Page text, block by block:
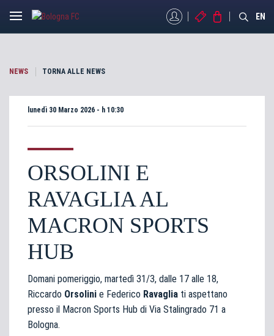
MYBFCBIGLIETTI
STORE EN
NEWS TORNA ALLE NEWS
lunedì 30 Marzo 2026 - h 10:30
ORSOLINI E
RAVAGLIA AL
MACRON SPORTS
HUB
Domani pomeriggio, martedì 31/3, dalle 17 alle 18,
Riccardo Orsolini e Federico Ravaglia ti aspettano
presso il Macron Sports Hub di Via Stalingrado 71 a
Bologna.